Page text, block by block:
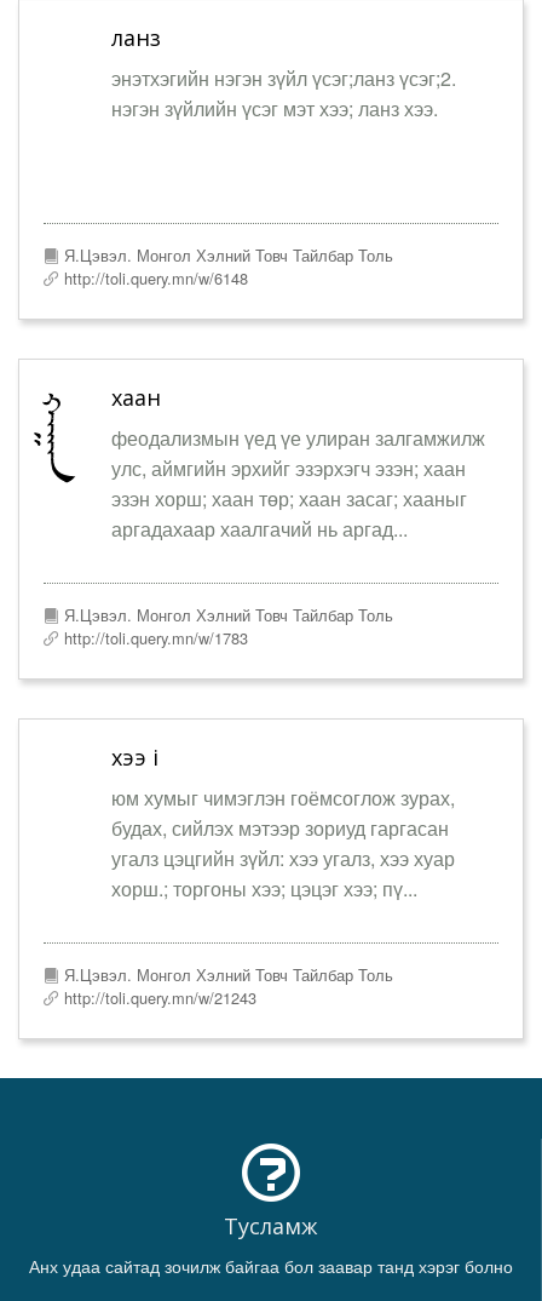
ланз
энэтхэгийн нэгэн зүйл үсэг;ланз үсэг;2.
нэгэн зүйлийн үсэг мэт хээ; ланз хээ.
Я.Цэвэл. Монгол Хэлний Товч Тайлбар Толь
http://toli.query.mn/w/6148
хаан
феодализмын үед үе улиран залгамжилж
улс, аймгийн эрхийг эзэрхэгч эзэн; хаан
эзэн хорш; хаан төр; хаан засаг; хааныг
аргадахаар хаалгачий нь аргад...
Я.Цэвэл. Монгол Хэлний Товч Тайлбар Толь
http://toli.query.mn/w/1783
хээ i
юм хумыг чимэглэн гоёмсоглож зурах,
будах, сийлэх мэтээр зориуд гаргасан
угалз цэцгийн зүйл: хээ угалз, хээ хуар
хорш.; торгоны хээ; цэцэг хээ; пү...
Я.Цэвэл. Монгол Хэлний Товч Тайлбар Толь
http://toli.query.mn/w/21243
Тусламж
Анх удаа сайтад зочилж байгаа бол заавар танд хэрэг болно